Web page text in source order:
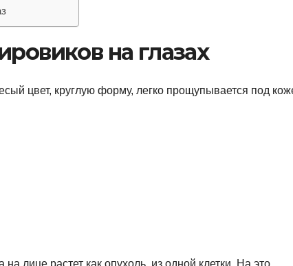
на глазах
цвет, круглую форму, легко прощупывается под
лице растет как опухоль, из одной клетки. На это